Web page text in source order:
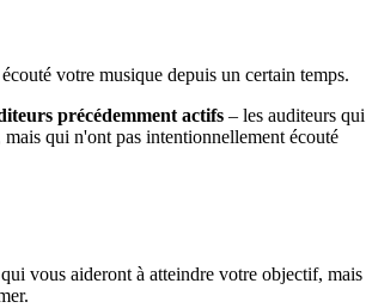
votre musique depuis un certain temps.
précédemment actifs – les auditeurs qui
qui n'ont pas intentionnellement écouté
vous aideront à atteindre votre objectif, mais